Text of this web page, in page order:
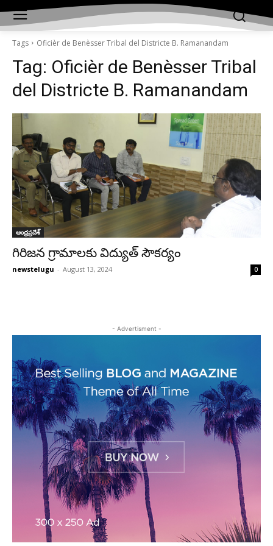
Tags Oficièr de Benèsser Tribal del Districte B. Ramanandam
Tag: Oficièr de Benèsser Tribal
del Districte B. Ramanandam
ఆంధ్రప్రదేశ్‌
గిరిజన గ్రామాలకు విద్యుత్ సౌకర్యం
newstelugu - August 13, 2024 0
- Advertisment -